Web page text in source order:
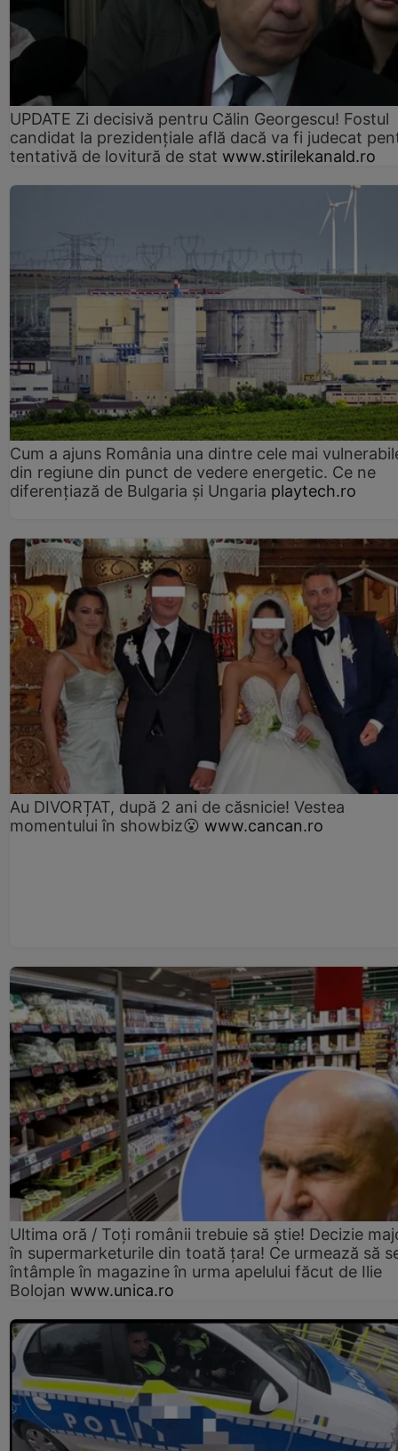
UPDATE Zi decisivă pentru Călin Georgescu! Fostul
candidat la prezidențiale află dacă va fi judecat
tentativă de lovitură de stat www.stirilekanald.ro
Cum a ajuns România una dintre cele mai
din regiune din punct de vedere energetic. Ce ne
diferențiază de Bulgaria și Ungaria playtech.ro
Au DIVORȚAT, după 2 ani de căsnicie! Vestea
momentului în showbiz😮 www.cancan.ro
Ultima oră / Toți românii trebuie să știe! Decizie
în supermarketurile din toată țara! Ce urmează să
întâmple în magazine în urma apelului făcut de Ilie
Bolojan www.unica.ro